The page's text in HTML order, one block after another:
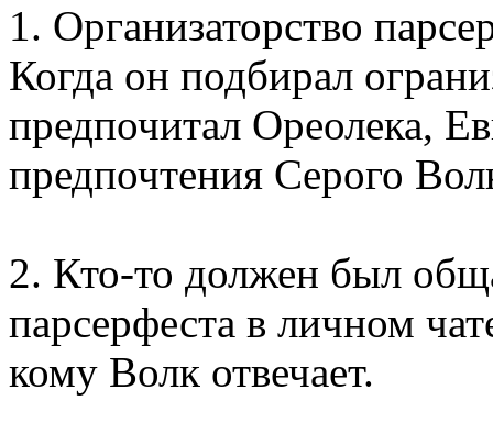
1. Организаторство
Когда он подбирал
предпочитал Ореолека,
предпочтения Серого
2. Кто-то должен был
парсерфеста в личном
кому Волк отвечает.